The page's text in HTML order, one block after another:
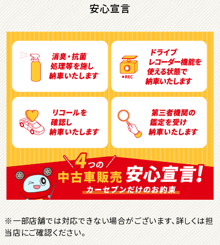
2
アルファード
位
トヨタ
ヴォクシー
ＳＵＶ・クロカン
1 位
トヨタ
ヤリスクロス
安心宣言
※一部店舗では対応できない場合がございます、詳しくは担
当店にご確認ください。